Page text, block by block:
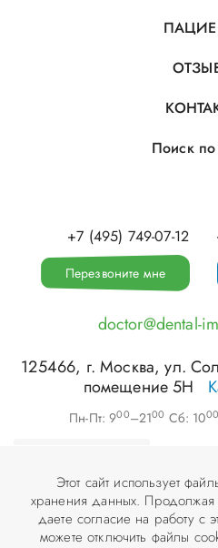
Поиск по
+7 (495) 749-07-12
Перезвоните мне
doctor@dental-
125466, г.Москва,ул.
помещение 5Н
Пн-Пт: 900–2100 Сб: 1000
©ООО
© Разработка и дизайн сайта «
Этот сайт использует
хранения данных. Продолжая
даете согласие на работу с
можете отключить файлы